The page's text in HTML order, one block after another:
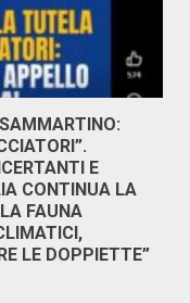
E
CONTINUA LA
FAUNA
LE DOPPIETTE”